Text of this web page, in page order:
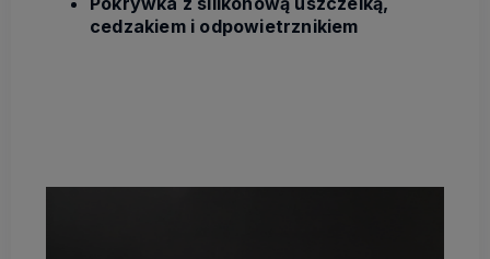
cedzakiem i odpowietrznikiem